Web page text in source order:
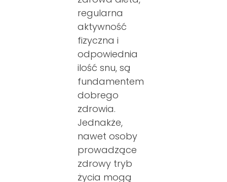
regularna
aktywność
fizyczna i
odpowiednia
ilość snu, są
fundamentem
dobrego
zdrowia.
Jednakże,
nawet osoby
prowadzące
zdrowy tryb
życia mogą